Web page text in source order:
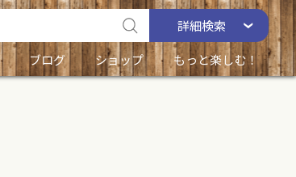
詳細検索
ブログ ショップ もっと楽しむ！